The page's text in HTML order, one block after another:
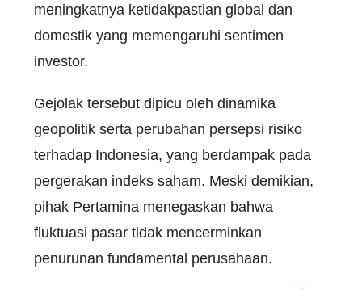
meningkatnya ketidakpastian global dan
domestik yang memengaruhi sentimen
investor.
Gejolak tersebut dipicu oleh dinamika
geopolitik serta perubahan persepsi risiko
terhadap Indonesia, yang berdampak pada
pergerakan indeks saham. Meski demikian,
pihak Pertamina menegaskan bahwa
fluktuasi pasar tidak mencerminkan
penurunan fundamental perusahaan.